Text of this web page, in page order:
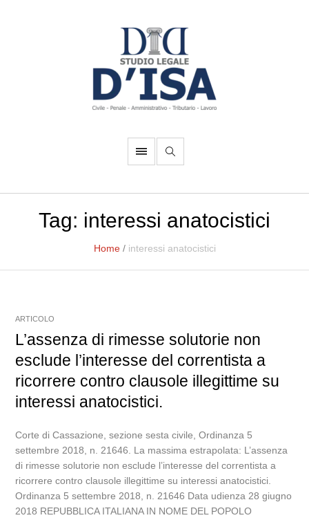
Tag: interessi anatocistici
Home / interessi anatocistici
ARTICOLO
L’assenza di rimesse solutorie non
esclude l’interesse del correntista a
ricorrere contro clausole illegittime su
interessi anatocistici.
Corte di Cassazione, sezione sesta civile, Ordinanza 5
settembre 2018, n. 21646. La massima estrapolata: L’assenza
di rimesse solutorie non esclude l’interesse del correntista a
ricorrere contro clausole illegittime su interessi anatocistici.
Ordinanza 5 settembre 2018, n. 21646 Data udienza 28 giugno
2018 REPUBBLICA ITALIANA IN NOME DEL POPOLO